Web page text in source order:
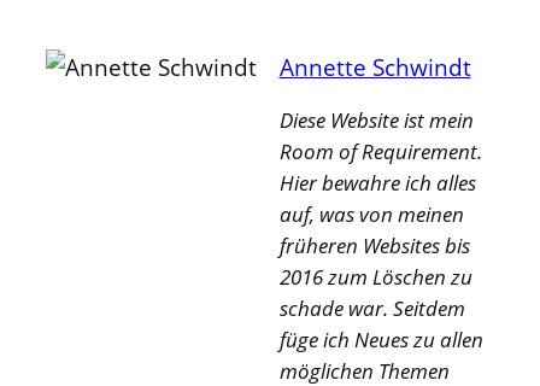
Annette Schwindt
Diese Website ist mein
Room of Requirement.
Hier bewahre ich alles
auf, was von meinen
früheren Websites bis
2016 zum Löschen zu
schade war. Seitdem
füge ich Neues zu allen
möglichen Themen